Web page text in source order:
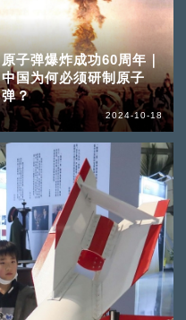
原子弹爆炸成功60周年｜
中国为何必须研制原子
弹？
2024-10-18